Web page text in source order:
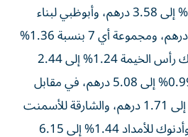
وايبيكس للاستثمار 1.70% إلى 3.58 درهم، وأبوظبي لبناء
السفن 1.49% إلى 8.16 درهم، ومجموعة أي 7 بنسبة 1.36%
إلى 0.97 درهم، وسيراميك رأس الخيمة 1.24% إلى 2.44
درهم، وأبوظبي للموانئ 0.99% إلى 5.08 درهم، في مقابل
تراجع سهم بلدكو 2.84% إلى 1.71 درهم، والشارقة للأسمنت
2.54% إلى 1.15 درهم، وأدنوك للأمداد 1.44% إلى 6.15